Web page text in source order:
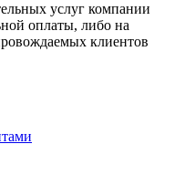
услуг компании
оплаты, либо на
клиентов